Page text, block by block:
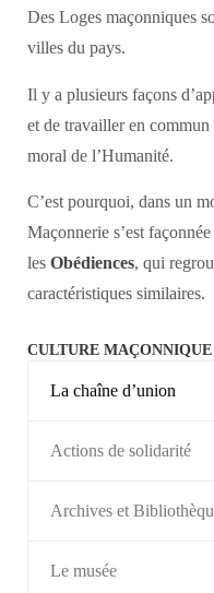
Des Loges maçonniques
villes du pays.
Il y a plusieurs façons
et de travailler en
moral de l’Humanité.
C’est pourquoi, dans un
Maçonnerie s’est façonnée
les Obédiences, qui
caractéristiques similaires.
CULTURE MAÇONNIQUE
La chaîne d’union
Actions de solidarité
Archives et
Le musée